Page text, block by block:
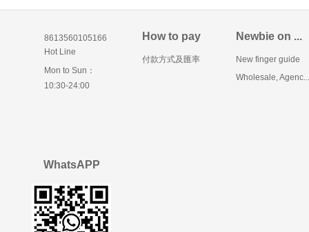
8613560105166
Hot Line
Mon to Sun：
10:30-24:00
How to pay
付款方式及匯率
Newbie on ...
New finger guide
Wholesale, Agenc...
WhatsAPP